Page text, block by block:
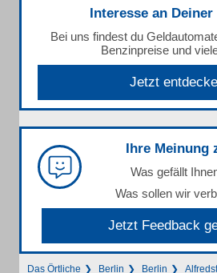
Interesse an
Bei uns findest du
Benzinpreise und
Jetzt
Ihre Meinung
Was gefällt
Was sollen wir
Jetzt Feedback
Das Örtliche Berlin Berlin